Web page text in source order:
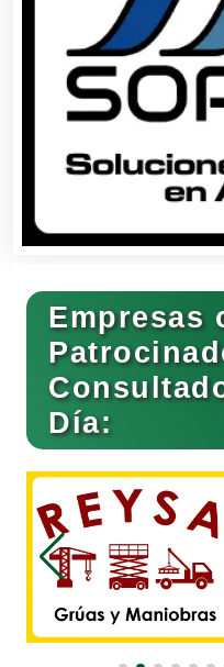
Bancos
Bares y
Basculas
Bebidas
Belleza
Bordados y
Boutiques
Empresas
Día: